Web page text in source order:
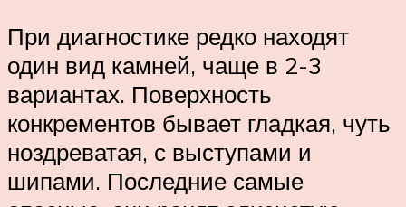
При диагностике редко находят
один вид камней, чаще в 2-3
вариантах. Поверхность
конкрементов бывает гладкая, чуть
ноздреватая, с выступами и
шипами. Последние самые